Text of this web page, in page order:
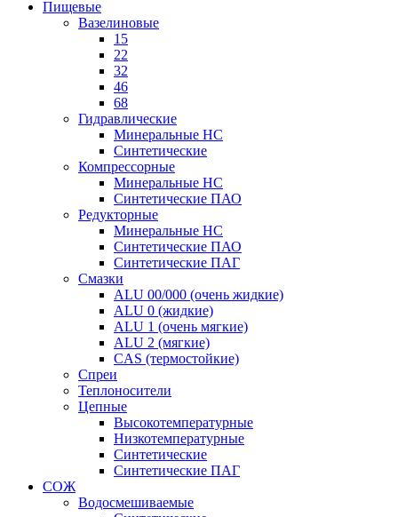
Пищевые
Вазелиновые
15
22
32
46
68
Гидравлические
Минеральные HC
Синтетические
Компрессорные
Минеральные HC
Синтетические ПАО
Редукторные
Минеральные HC
Синтетические ПАО
Синтетические ПАГ
Смазки
ALU 00/000 (очень жидкие)
ALU 0 (жидкие)
ALU 1 (очень мягкие)
ALU 2 (мягкие)
CAS (термостойкие)
Спреи
Теплоносители
Цепные
Высокотемпературные
Низкотемпературные
Синтетические
Синтетические ПАГ
СОЖ
Водосмешиваемые